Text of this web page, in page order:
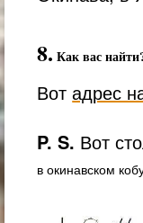
8. Как вас
Вотадрес
P. S. Вот
в окинавском